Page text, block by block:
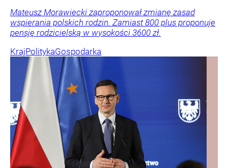
Mateusz Morawiecki zaproponował zmianę zasad
wspierania polskich rodzin. Zamiast 800 plus proponuje
pensję rodzicielską w wysokości 3600 zł.
KrajPolitykaGospodarka